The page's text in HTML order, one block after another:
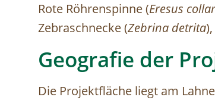
Rote Röhrenspinne (Eresus
Zebraschnecke (Zebrina detrita
Geografie der
Die Projektfläche liegt am